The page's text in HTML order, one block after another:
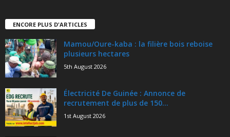
ENCORE PLUS D'ARTICLES
Mamou/Oure-kaba : la filière bois reboise
plusieurs hectares
5th August 2026
Électricité De Guinée : Annonce de
recrutement de plus de 150...
1st August 2026